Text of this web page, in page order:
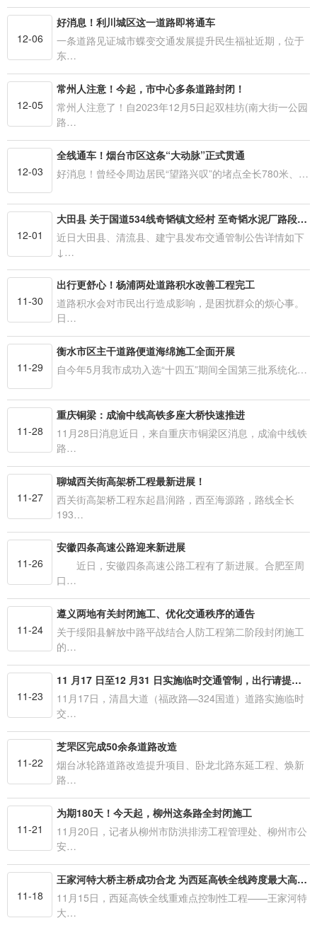
12-06
好消息！利川城区这一道路即将通车
一条道路见证城市蝶变交通发展提升民生福祉近期，位于
东…
12-05
常州人注意！今起，市中心多条道路封闭！
常州人注意了！自2023年12月5日起双桂坊(南大街一公园
路…
12-03
全线通车！烟台市区这条“大动脉”正式贯通
好消息！曾经令周边居民“望路兴叹”的堵点全长780米、…
12-01
大田县 关于国道534线奇韬镇文经村 至奇韬水泥厂路段交通管制的公告
近日大田县、清流县、建宁县发布交通管制公告详情如下
↓…
11-30
出行更舒心！杨浦两处道路积水改善工程完工
道路积水会对市民出行造成影响，是困扰群众的烦心事。
日…
11-29
衡水市区主干道路便道海绵施工全面开展
自今年5月我市成功入选“十四五”期间全国第三批系统化…
11-28
重庆铜梁：成渝中线高铁多座大桥快速推进
11月28日消息近日，来自重庆市铜梁区消息，成渝中线铁
路…
11-27
聊城西关街高架桥工程最新进展！
西关街高架桥工程东起昌润路，西至海源路，路线全长
193…
11-26
安徽四条高速公路迎来新进展
近日，安徽四条高速公路工程有了新进展。合肥至周
口…
11-24
遵义两地有关封闭施工、优化交通秩序的通告
关于绥阳县解放中路平战结合人防工程第二阶段封闭施工
的…
11-23
11 月17 日至12 月31 日实施临时交通管制，出行请提前规划线路 清昌大道（福政路—324国道）启动提升改造
11月17日，清昌大道（福政路—324国道）道路实施临时
交…
11-22
芝罘区完成50余条道路改造
烟台冰轮路道路改造提升项目、卧龙北路东延工程、焕新
路…
11-21
为期180天！今天起，柳州这条路全封闭施工
11月20日，记者从柳州市防洪排涝工程管理处、柳州市公
安…
11-18
王家河特大桥主桥成功合龙 为西延高铁全线跨度最大高度最高桥梁
11月15日，西延高铁全线重难点控制性工程——王家河特
大…